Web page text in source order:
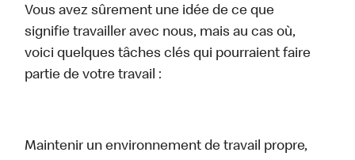
Vous avez sûrement une idée de ce que
signifie travailler avec nous, mais au cas où,
voici quelques tâches clés qui pourraient faire
partie de votre travail :
Maintenir un environnement de travail propre,